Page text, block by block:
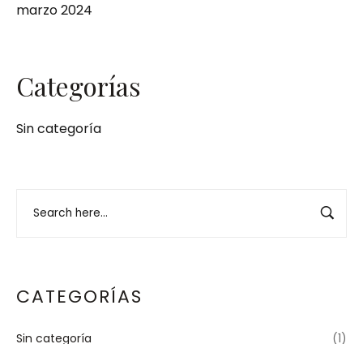
marzo 2024
Categorías
Sin categoría
CATEGORÍAS
Sin categoría (1)